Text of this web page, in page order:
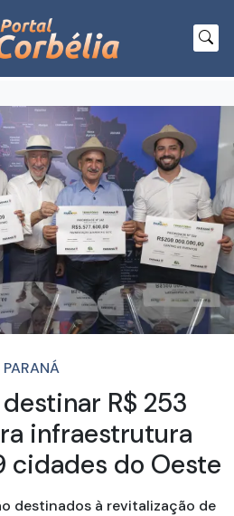
PARANÁ
R$ 253
infraestrutura
cidades do Oeste
destinados à revitalização de